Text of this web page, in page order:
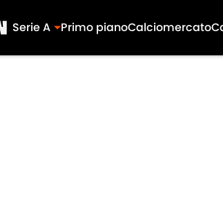
Serie A Primo pianoCalciomercato